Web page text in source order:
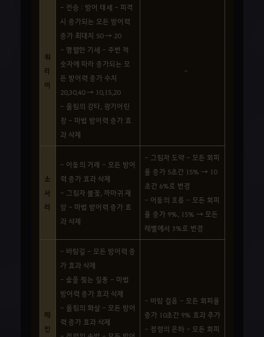
워
리
어
- 전승 : 방어 태세 - 피격
시 증가되는 모든 방어력
증가 최대치 50 → 20
- 맹렬한 기세 - 주변 적
숫자에 따라 증가되는 모
든 방어력 증가 수치
20,30,40 → 10,15,20
- 울림의 강타, 광기어린
창 - 마법 방어력 증가 효
과 삭제
-
소
서
러
- 어둠의 거래 - 모든 방어
력 증가 효과 삭제
- 그림자 불꽃, 까마귀 재
앙 - 마법 방어력 증가 효
과 삭제
- 그림자 도약 - 모든 회피
율 증가 5초간 15% → 10
초간 6%로 변경
- 어둠의 흐름 - 모든 회피
율 증가 9%, 15% → 모든
레벨에서 3%로 변경
레
인
- 바람길 - 모든 방어력 증
가 효과 삭제
- 숨을 찢는 질풍 - 마법
방어력 증가 효과 삭제
- 울림의 화살 - 모든 방어
력 증가 효과 삭제
- 바람 걸음 - 모든 회피율
증가 10초간 9% 효과 추가
- 정령의 은하 - 모든 회피